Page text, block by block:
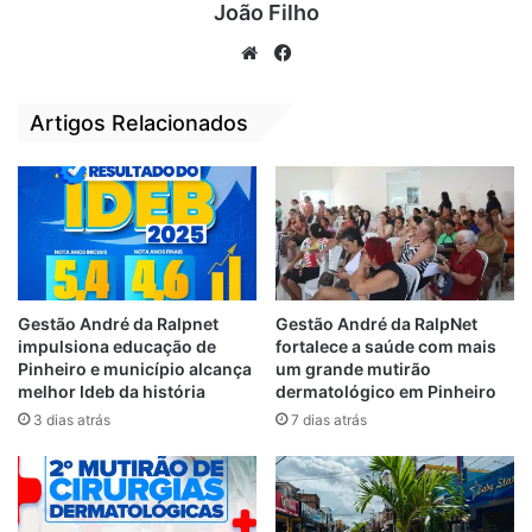
(MOB), Lawrence Melo; o diretor de
Fiscalização do Procon, Eduardo Garcia; o
Administração Portuária (Emap), Marcelo
Coelho; além de vereadores, membros da
sociedade civil organizada e usuários.
Segundo Thayza Hortegal, a audiência foi
motivada devido a uma série de problemas
verificados na qualidade do serviço
prestado pelas empresas de ferryboat,
denunciados no Parlamento Estadual.
Destacou ainda que a reunião foi
importante para dar voz principalmente à
travessia diariamente.
João Filho
We
Artigos Relacionados
Gestão André da Ralpnet
impulsiona educação de
Pinheiro e município alcança
melhor Ideb da história
3 dias atrás
Gestão André da RalpNet
fortalece a saúde com mais
um grande mutirão
dermatológico em Pinheiro
7 dias atrás